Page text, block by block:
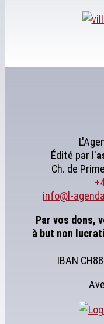
Édité par l'
Ch. de
info@l-
Par vos dons,
à but non
IBAN